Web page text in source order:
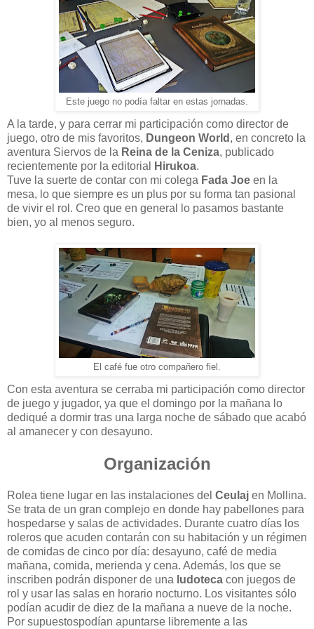
Este juego no podía faltar en estas jornadas.
A la tarde, y para cerrar mi participación como director de
juego, otro de mis favoritos, Dungeon World , en concreto la
aventura Siervos de la Reina de la Ceniza, publicado
recientemente por la editorial
Hirukoa.
Tuve la suerte de contar con mi colega Fada Joe en la
mesa, lo que siempre es un plus por su forma tan pasional
de vivir el rol. Creo que en general lo pasamos bastante
bien, yo al menos seguro.
El café fue otro compañero fiel.
Con esta aventura se cerraba mi participación como director
de juego y jugador, ya que el domingo por la mañana lo
dediqué a dormir tras una larga noche de sábado que acabó
al amanecer y con desayuno.
Organización
Rolea tiene lugar en las instalaciones del Ceulaj en Mollina.
Se trata de un gran complejo en donde hay pabellones para
hospedarse y salas de actividades. Durante cuatro días los
roleros que acuden contarán con su habitación y un régimen
de comidas de cinco por día: desayuno, café de media
mañana, comida, merienda y cena. Además, los que se
inscriben podrán disponer de una ludoteca con juegos de
rol y usar las salas en horario nocturno. Los visitantes sólo
podían acudir de diez de la mañana a nueve de la noche.
Por supuestospodían apuntarse libremente a las